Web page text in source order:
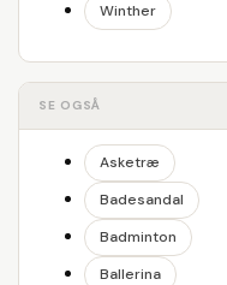
Winther
SE OGSÅ
Asketræ
Badesandal
Badminton
Ballerina